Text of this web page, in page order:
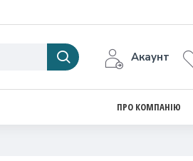
Акаунт
ПРО КОМПАНІЮ